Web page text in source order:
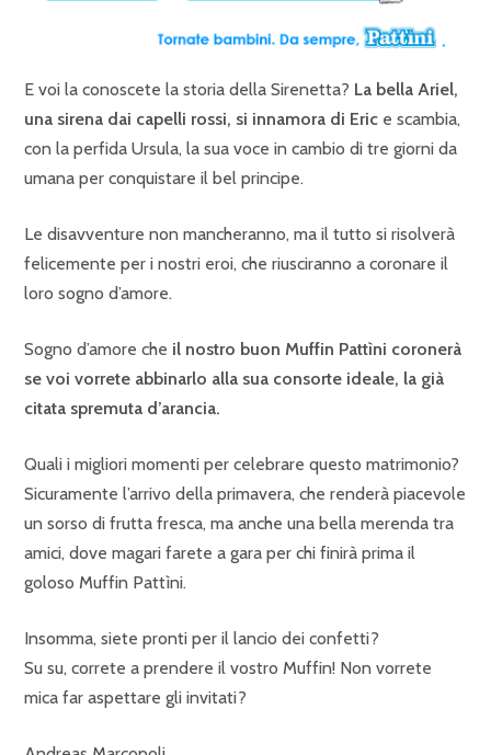
E voi la conoscete la storia della Sirenetta? La bella Ariel,
una sirena dai capelli rossi, si innamora di Eric e scambia,
con la perfida Ursula, la sua voce in cambio di tre giorni da
umana per conquistare il bel principe.
Le disavventure non mancheranno, ma il tutto si risolverà
felicemente per i nostri eroi, che riusciranno a coronare il
loro sogno d’amore.
Sogno d’amore che il nostro buon Muffin Pattìni coronerà
se voi vorrete abbinarlo alla sua consorte ideale, la già
citata spremuta d’arancia.
Quali i migliori momenti per celebrare questo matrimonio?
Sicuramente l’arrivo della primavera, che renderà piacevole
un sorso di frutta fresca, ma anche una bella merenda tra
amici, dove magari farete a gara per chi finirà prima il
goloso Muffin Pattìni.
Insomma, siete pronti per il lancio dei confetti?
Su su, correte a prendere il vostro Muffin! Non vorrete
mica far aspettare gli invitati?